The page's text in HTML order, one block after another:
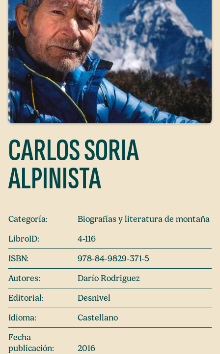
CARLOS SORIA
ALPINISTA
Categoría:
Biografías y literatura de montaña
LibroID:
4-116
ISBN:
978-84-9829-371-5
Autores:
Darío Rodriguez
Editorial:
Desnivel
Idioma:
Castellano
Fecha
publicación:
2016